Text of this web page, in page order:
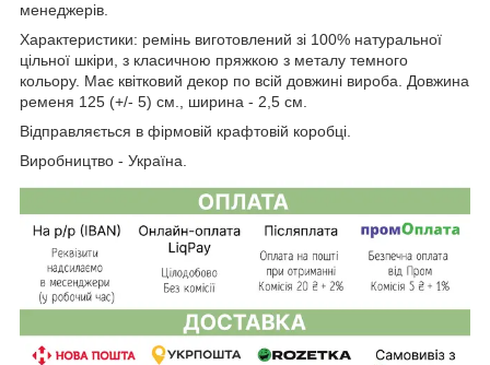
менеджерів.
Характеристики: ремінь виготовлений зі 100% натуральної
цільної шкіри, з класичною пряжкою з металу темного
кольору. Має квітковий декор по всій довжині вироба. Довжина
ременя 125 (+/- 5) см., ширина - 2,5 см.
Відправляється в фірмовій крафтовій коробці.
Виробництво - Україна.